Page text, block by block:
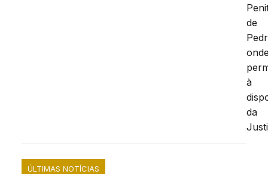
de
à
da
ÚLTIMAS NOTÍCIAS